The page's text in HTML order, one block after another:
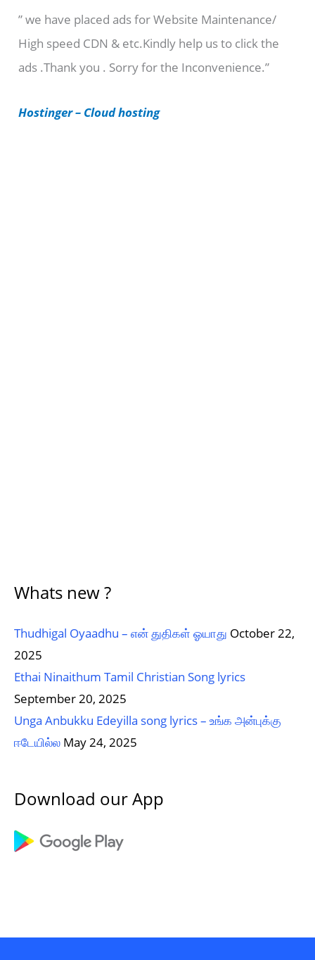
g
o
r
e
” we have placed ads for Website Maintenance/
High speed CDN & etc.Kindly help us to click the
ads .Thank you . Sorry for the Inconvenience.”
Hostinger – Cloud hosting
Whats new ?
Thudhigal Oyaadhu – என் துதிகள் ஓயாது October 22,
2025
Ethai Ninaithum Tamil Christian Song lyrics
September 20, 2025
Unga Anbukku Edeyilla song lyrics – உங்க அன்புக்கு
ஈடேயில்ல May 24, 2025
Download our App